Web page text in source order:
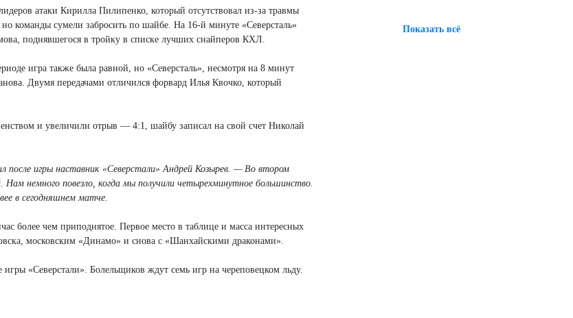
атаки Кирилла Пилипенко, который отсутствовал из-за травмы
команды сумели забросить по шайбе. На 16-й минуте «Северсталь»
поднявшегося в тройку в списке лучших снайперов КХЛ.
игра также была равной, но «Северсталь», несмотря на 8 минут
Двумя передачами отличился форвард Илья Квочко, который
и увеличили отрыв — 4:1, шайбу записал на свой счет Николай
игры наставник «Северстали» Андрей Козырев. — Во втором
немного повезло, когда мы получили четырехминутное большинство.
в сегодняшнем матче.
более чем приподнятое. Первое место в таблице и масса интересных
московским «Динамо» и снова с «Шанхайскими драконами».
«Северстали». Болельщиков ждут семь игр на череповецком льду.
Показать всё